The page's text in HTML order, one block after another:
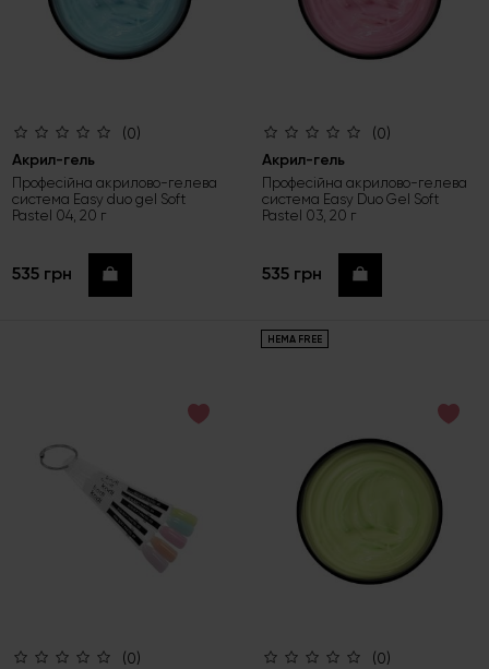
(0)
Акрил-гель
Професійна акрилово-гелева
система Easy duo gel Soft
Pastel 04, 20 г
535 грн Купити
(0)
Акрил-гель
Професійна акрилово-гелева
система Easy Duo Gel Soft
Pastel 03, 20 г
535 грн Купити
(0)
HEMA FREE
(0)